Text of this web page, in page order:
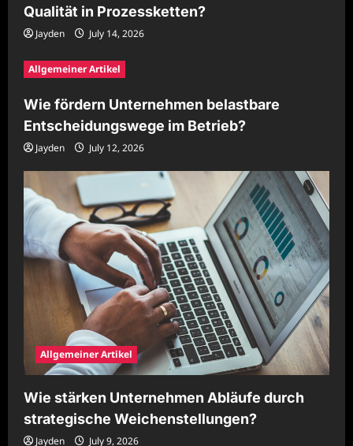
Qualität in Prozessketten?
Jayden July 14, 2026
Allgemeiner Artikel
Wie fördern Unternehmen belastbare
Entscheidungswege im Betrieb?
Jayden July 12, 2026
Allgemeiner Artikel
Wie stärken Unternehmen Abläufe durch
strategische Weichenstellungen?
Jayden July 9, 2026